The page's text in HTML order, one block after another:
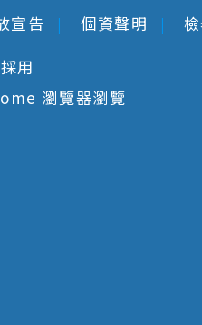
宣告 個資聲明
用
瀏覽器瀏覽